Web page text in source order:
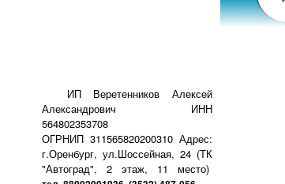
ИП Веретенников Алексей
Александрович ИНН
564802353708
ОГРНИП 311565820200310 Адрес:
г.Оренбург, ул.Шоссейная, 24 (ТК
"Автоград", 2 этаж, 11 место)